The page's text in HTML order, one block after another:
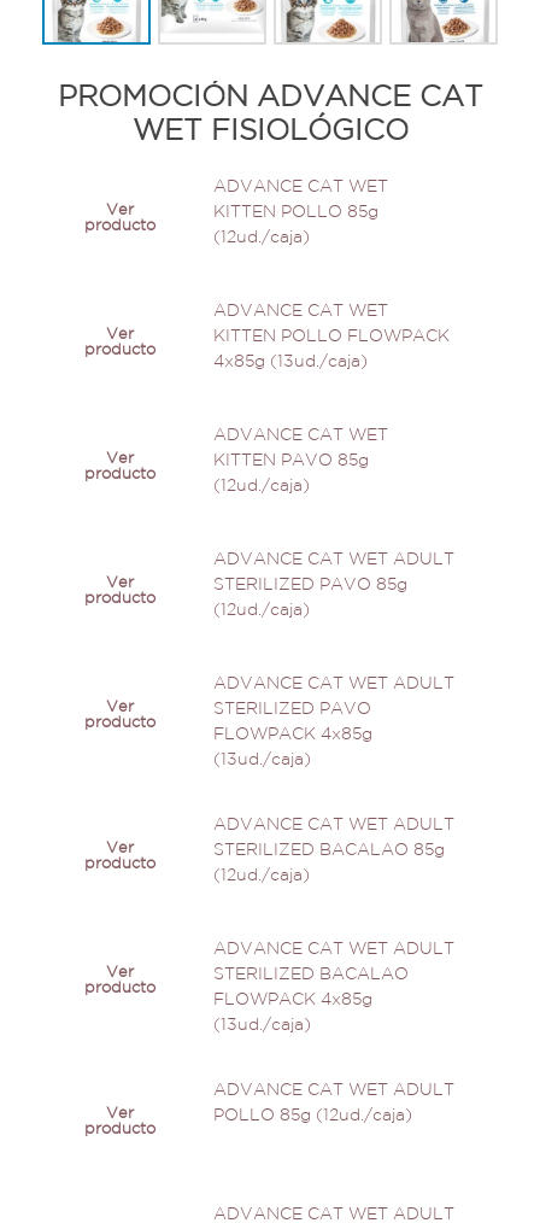
PROMOCIÓN ADVANCE CAT
WET FISIOLÓGICO
Ver
producto
ADVANCE CAT WET
KITTEN POLLO 85g
(12ud./caja)
Ver
producto
ADVANCE CAT WET
KITTEN POLLO FLOWPACK
4x85g (13ud./caja)
Ver
producto
ADVANCE CAT WET
KITTEN PAVO 85g
(12ud./caja)
Ver
producto
ADVANCE CAT WET ADULT
STERILIZED PAVO 85g
(12ud./caja)
Ver
producto
ADVANCE CAT WET ADULT
STERILIZED PAVO
FLOWPACK 4x85g
(13ud./caja)
Ver
producto
ADVANCE CAT WET ADULT
STERILIZED BACALAO 85g
(12ud./caja)
Ver
producto
ADVANCE CAT WET ADULT
STERILIZED BACALAO
FLOWPACK 4x85g
(13ud./caja)
Ver
producto
ADVANCE CAT WET ADULT
POLLO 85g (12ud./caja)
ADVANCE CAT WET ADULT